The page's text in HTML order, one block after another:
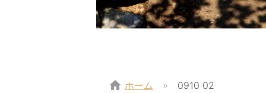
home ホーム 0910 02